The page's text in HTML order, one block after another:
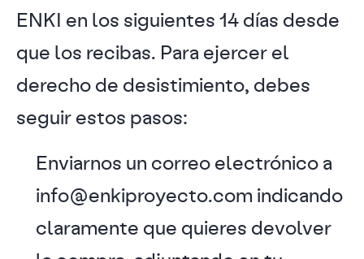
ENKI en los siguientes 14 días desde
que los recibas. Para ejercer el
derecho de desistimiento, debes
seguir estos pasos:
Enviarnos un correo electrónico a
info@enkiproyecto.com indicando
claramente que quieres devolver